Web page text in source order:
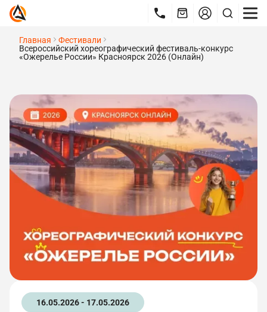
Главная
Фестивали
Всероссийский хореографический фестиваль-конкурс
«Ожерелье России» Красноярск 2026 (Онлайн)
16.05.2026 - 17.05.2026